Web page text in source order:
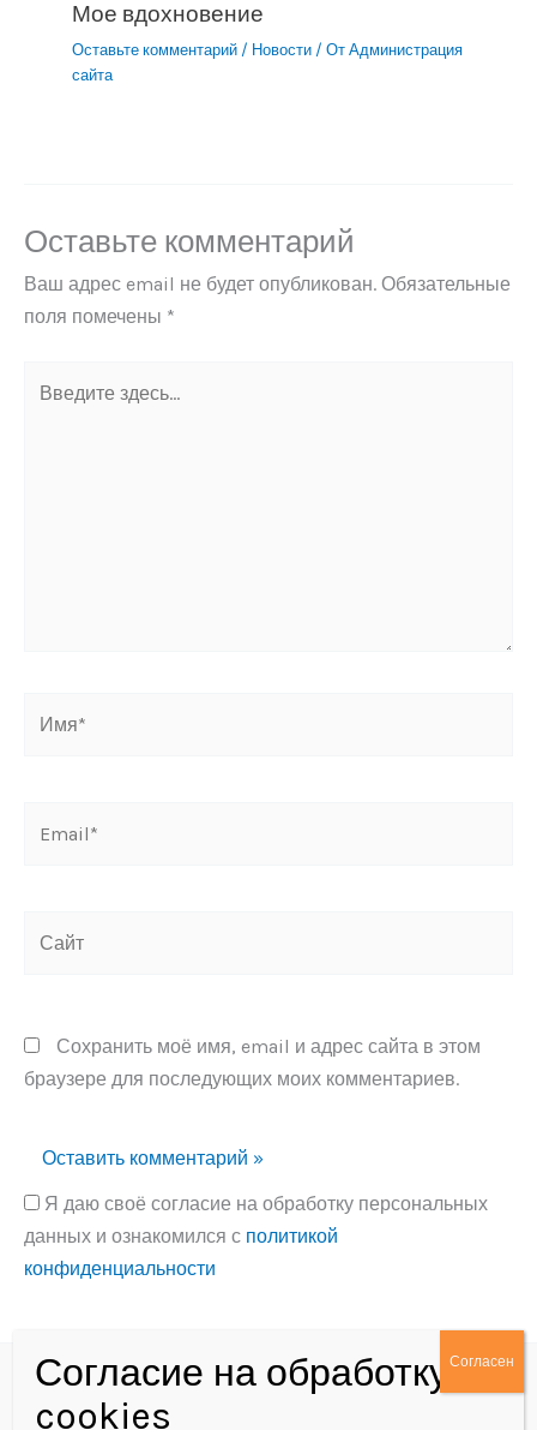
Мое вдохновение
Оставьте комментарий / Новости / От Администрация
сайта
Оставьте комментарий
Ваш адрес email не будет опубликован. Обязательные
поля помечены *
здесь...
Сохранить моё имя, email и адрес сайта в этом
браузере для последующих моих комментариев.
Я даю своё согласие на обработку персональных
данных и ознакомился с политикой
конфиденциальности
Политика конфиденциальности